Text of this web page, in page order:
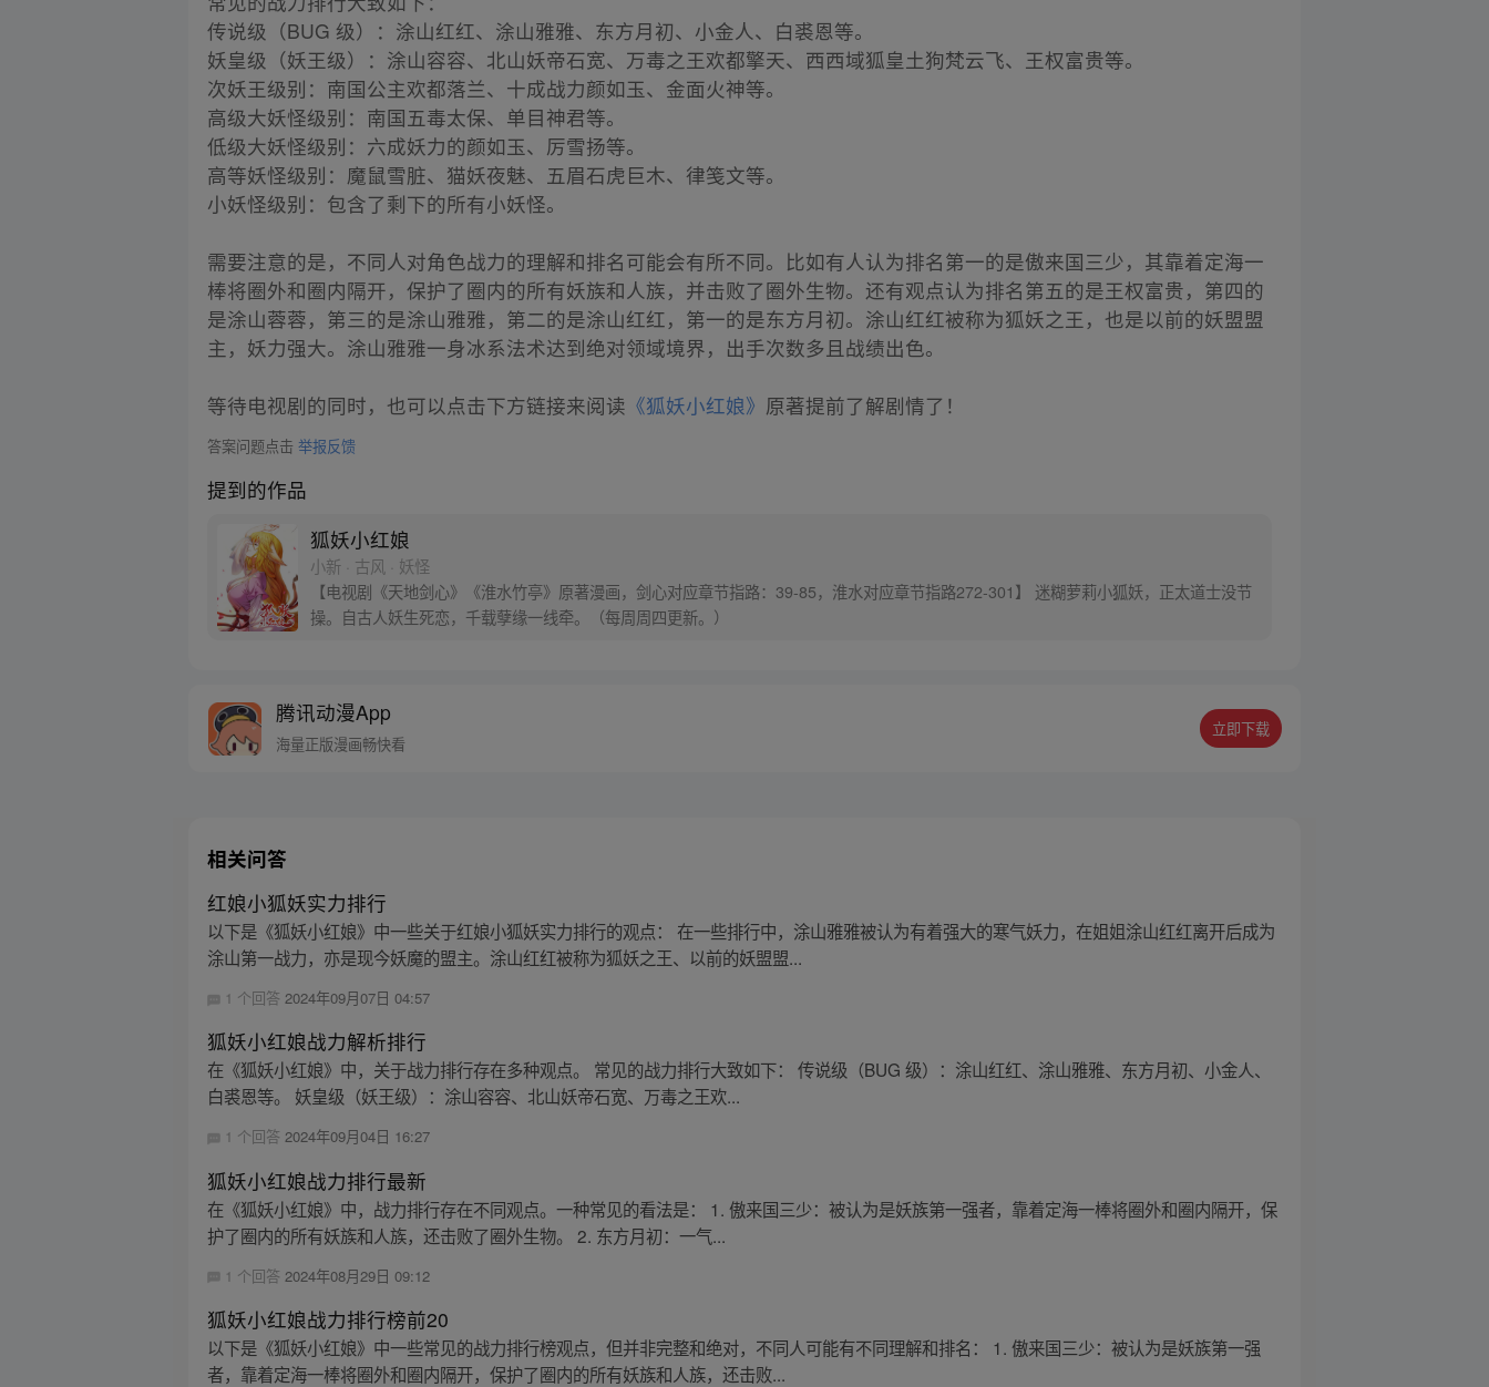
传说级（BUG 级）：涂山红红、涂山雅雅、东方月初、小金人、白裘恩等。
妖皇级（妖王级）：涂山容容、北山妖帝石宽、万毒之王欢都擎天、西西域狐皇土狗梵云飞、王权富贵等。
次妖王级别：南国公主欢都落兰、十成战力颜如玉、金面火神等。
高级大妖怪级别：南国五毒太保、单目神君等。
低级大妖怪级别：六成妖力的颜如玉、厉雪扬等。
高等妖怪级别：魔鼠雪脏、猫妖夜魅、五眉石虎巨木、律笺文等。
小妖怪级别：包含了剩下的所有小妖怪。
需要注意的是，不同人对角色战力的理解和排名可能会有所不同。比如有人认为排名第一的是傲来国三少，其靠着定海一
棒将圈外和圈内隔开，保护了圈内的所有妖族和人族，并击败了圈外生物。还有观点认为排名第五的是王权富贵，第四的
是涂山蓉蓉，第三的是涂山雅雅，第二的是涂山红红，第一的是东方月初。涂山红红被称为狐妖之王，也是以前的妖盟盟
主，妖力强大。涂山雅雅一身冰系法术达到绝对领域境界，出手次数多且战绩出色。
等待电视剧的同时，也可以点击下方链接来阅读 《狐妖小红娘》 原著提前了解剧情了！
答案问题点击举报反馈
提到的作品
狐妖小红娘
小新 · 古风 · 妖怪
【电视剧《天地剑心》《淮水竹亭》原著漫画，剑心对应章节指路：39-85，淮水对应章节指路272-301】 迷糊萝莉小狐妖，正太道士没节
操。自古人妖生死恋，千载孽缘一线牵。（每周周四更新。）
腾讯动漫App
海量正版漫画畅快看
立即下载
相关问答
红娘小狐妖实力排行
以下是《狐妖小红娘》中一些关于红娘小狐妖实力排行的观点： 在一些排行中，涂山雅雅被认为有着强大的寒气妖力，在姐姐涂山红红离开后成为
涂山第一战力，亦是现今妖魔的盟主。涂山红红被称为狐妖之王、以前的妖盟盟...
1 个回答2024年09月07日 04:57
狐妖小红娘战力解析排行
在《狐妖小红娘》中，关于战力排行存在多种观点。 常见的战力排行大致如下： 传说级（BUG 级）：涂山红红、涂山雅雅、东方月初、小金人、
白裘恩等。 妖皇级（妖王级）：涂山容容、北山妖帝石宽、万毒之王欢...
1 个回答2024年09月04日 16:27
狐妖小红娘战力排行最新
在《狐妖小红娘》中，战力排行存在不同观点。一种常见的看法是： 1. 傲来国三少：被认为是妖族第一强者，靠着定海一棒将圈外和圈内隔开，保
护了圈内的所有妖族和人族，还击败了圈外生物。 2. 东方月初：一气...
1 个回答 2024年08月29日 09:12
狐妖小红娘战力排行榜前20
以下是《狐妖小红娘》中一些常见的战力排行榜观点，但并非完整和绝对，不同人可能有不同理解和排名： 1. 傲来国三少：被认为是妖族第一强
者，靠着定海一棒将圈外和圈内隔开，保护了圈内的所有妖族和人族，还击败...